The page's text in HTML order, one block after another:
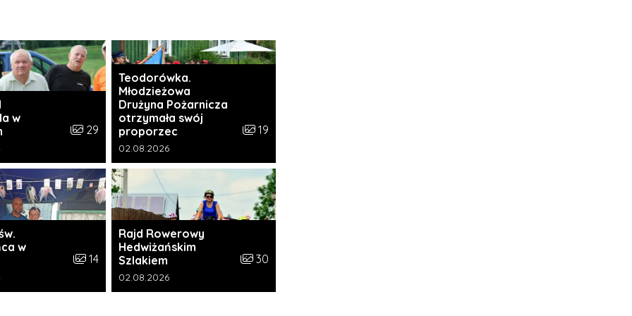
w
Liczba zdjęć w galerii:
29
galerii:
Teodorówka.
Młodzieżowa
Drużyna Pożarnicza
otrzymała swój
proporzec
Liczba zdjęć w galerii:
19
Data dodania galerii:
02.08.2026
w
Liczba zdjęć w galerii:
14
galerii:
Rajd Rowerowy
Hedwiżańskim
Szlakiem
Liczba zdjęć w galerii:
30
Data dodania galerii:
02.08.2026